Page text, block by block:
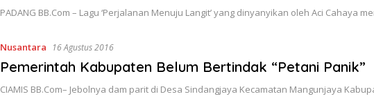
PADANG BB.Com – Lagu ‘Perjalanan Menuju Langit’ yang dinyanyikan oleh Aci Cahaya
Nusantara 16 Agustus 2016
Pemerintah Kabupaten Belum Bertindak “Petani Panik”
CIAMIS BB.Com– Jebolnya dam parit di Desa Sindangjaya Kecamatan Mangunjaya